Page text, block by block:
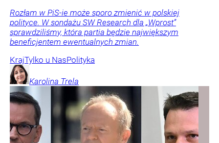
Rozłam w PiS-ie może sporo zmienić w polskiej
polityce. W sondażu SW Research dla „Wprost”
sprawdziliśmy, która partia będzie największym
beneficjentem ewentualnych zmian.
KrajTylko u NasPolityka
Karolina Trela